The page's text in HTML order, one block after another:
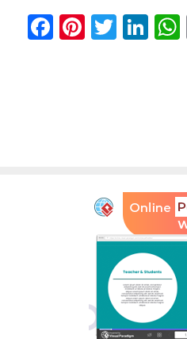
Facebook